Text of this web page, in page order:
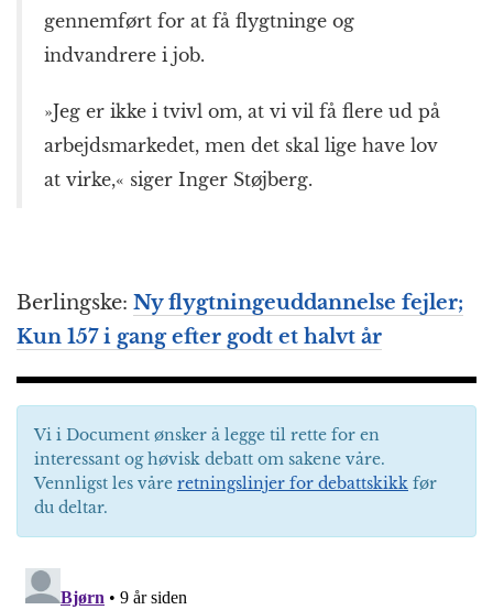
gennemført for at få flygtninge og
indvandrere i job.
»Jeg er ikke i tvivl om, at vi vil få flere ud på
arbejdsmarkedet, men det skal lige have lov
at virke,« siger Inger Støjberg.
Berlingske: Ny flygtningeuddannelse fejler;
Kun 157 i gang efter godt et halvt år
Vi i Document ønsker å legge til rette for en
interessant og høvisk debatt om sakene våre.
Vennligst les våre retningslinjer for debattskikk før
du deltar.